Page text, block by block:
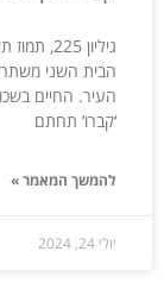
גיליון
הבית השני
העיר. החיים
‘קברו’ תחתם
להמשך המאמר »
יולי 24, 2024